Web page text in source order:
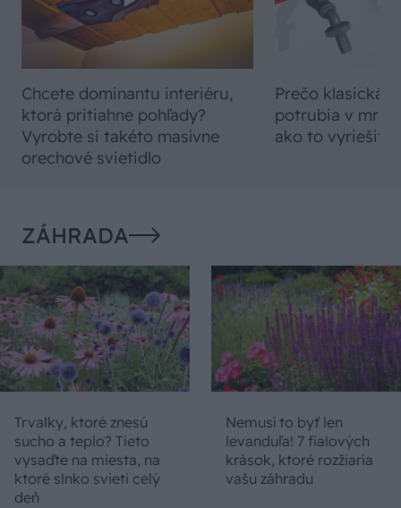
Chcete dominantu interiéru,
ktorá pritiahne pohľady?
Vyrobte si takéto masívne
orechové svietidlo
Prečo klasická
potrubia v
ako to vyriešiť
ZÁHRADA
Trvalky, ktoré znesú
sucho a teplo? Tieto
vysaďte na miesta, na
ktoré slnko svieti celý
deň
Nemusí to byť len
levanduľa! 7 fialových
krások, ktoré rozžiaria
vašu záhradu